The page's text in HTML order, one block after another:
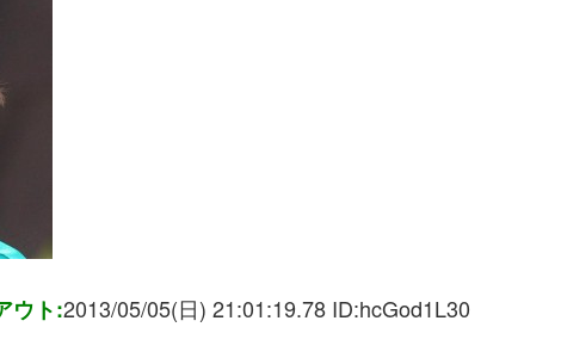
ウト:2013/05/05(日) 21:01:19.78 ID:hcGod1L30